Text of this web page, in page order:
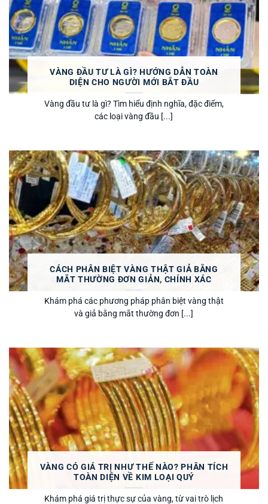
VÀNG ĐẦU TƯ LÀ GÌ? HƯỚNG DẪN TOÀN
DIỆN CHO NGƯỜI MỚI BẮT ĐẦU
Vàng đầu tư là gì? Tìm hiểu định nghĩa, đặc điểm,
các loại vàng đầu [...]
CÁCH PHÂN BIỆT VÀNG THẬT GIẢ BẰNG
MẮT THƯỜNG ĐƠN GIẢN, CHÍNH XÁC
Khám phá các phương pháp phân biệt vàng thật
và giả bằng mắt thường đơn [...]
VÀNG CÓ GIÁ TRỊ NHƯ THẾ NÀO? PHÂN TÍCH
TOÀN DIỆN VỀ KIM LOẠI QUÝ
Khám phá giá trị thực sự của vàng, từ vai trò lịch